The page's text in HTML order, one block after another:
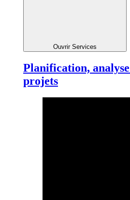
Ouvrir Services
Planification,
projets